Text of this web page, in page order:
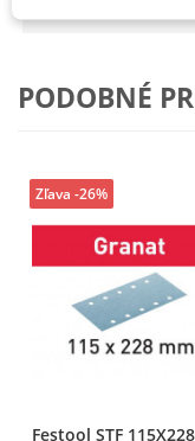
PODOBNÉ
Festool STF 115X228
Zľava -26%